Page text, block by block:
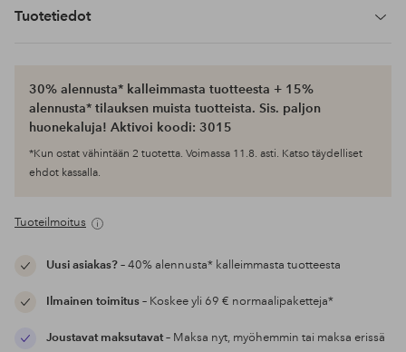
Tuotetiedot
30% alennusta* kalleimmasta tuotteesta + 15%
alennusta* tilauksen muista tuotteista. Sis. paljon
huonekaluja! Aktivoi koodi: 3015
*Kun ostat vähintään 2 tuotetta. Voimassa 11.8. asti. Katso täydelliset
ehdot kassalla.
Tuoteilmoitus
Uusi asiakas?– 40% alennusta* kalleimmasta tuotteesta
Ilmainen toimitus– Koskee yli 69 € normaalipaketteja*
Joustavat maksutavat– Maksa nyt, myöhemmin tai maksa erissä